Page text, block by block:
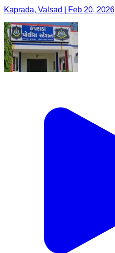
Kaprada, Valsad | Feb 20, 2026